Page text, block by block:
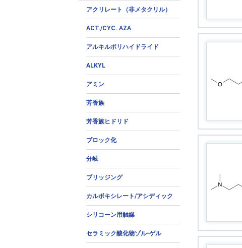
アクリレート（非メタクリル）
ACT./CYC. AZA
アルキルポリハイドライド
ALKYL
アミン
芳香族
芳香族ヒドリド
ブロック化
分岐
ブリッジング
カルボキシレート/アシディック
シリコーン用触媒
セラミック酸化物ゾル-ゲル